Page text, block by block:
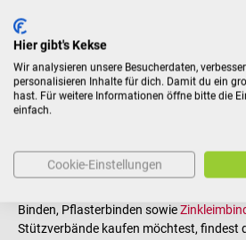
Durch die teilweise erhaltene Mobilität
Immobilitätsschäden vermieden, die
Handlungsfähigkeit von Patienten
Grundvoraussetzung für diese
Mitarbeit der Patienten. Gelingt die
dadurch gewonnenen Vorteile im
die jeweils eine andere Elastizität und
nach Verletzung, kann so die betroffene
Binden, Pflasterbinden sowie
Stützverbände kaufen möchtest, findest
Hier gibt's Kekse
Wir analysieren unsere Besucherdaten,
personalisieren Inhalte für dich. Damit du ein
hast. Für weitere Informationen öffne bitte die
einfach.
Cookie-Einstellungen